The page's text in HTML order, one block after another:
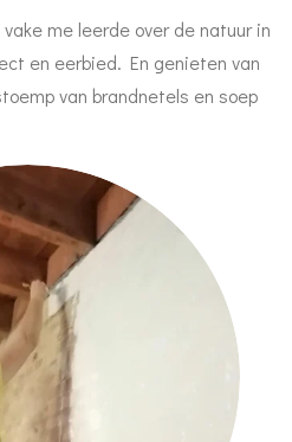
me leerde over de natuur in
en eerbied. En genieten van
van brandnetels en soep